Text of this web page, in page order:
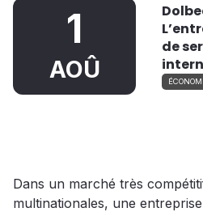
1
AOÛ
de
Dans un marché très
multinationales, une